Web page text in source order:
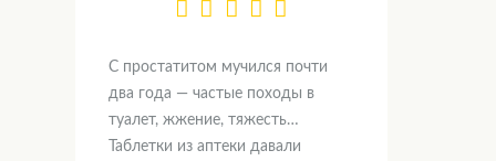
С простатитом мучился почти
два года — частые походы в
туалет, жжение, тяжесть…
Таблетки из аптеки давали